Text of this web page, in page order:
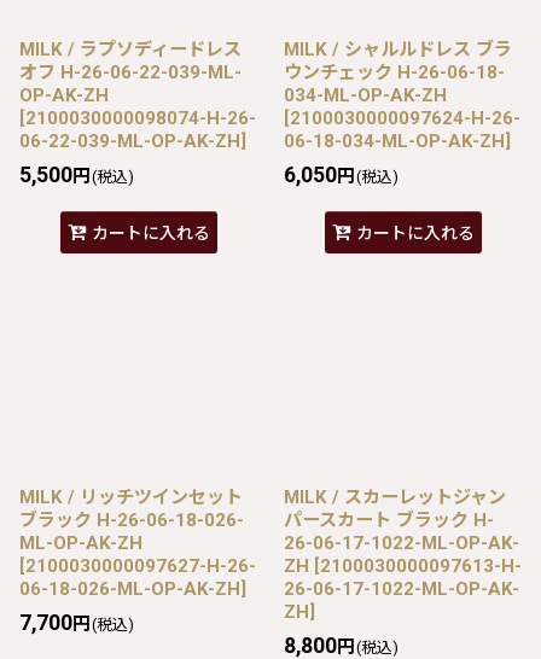
MILK / ラプソディードレス
オフ H-26-06-22-039-ML-
OP-AK-ZH
[2100030000098074-H-26-
06-22-039-ML-OP-AK-ZH]
5,500円 (税込)
カートに入れる
MILK / シャルルドレス ブラ
ウンチェック H-26-06-18-
034-ML-OP-AK-ZH
[2100030000097624-H-26-
06-18-034-ML-OP-AK-ZH]
6,050円 (税込)
カートに入れる
MILK / リッチツインセット
ブラック H-26-06-18-026-
ML-OP-AK-ZH
[2100030000097627-H-26-
06-18-026-ML-OP-AK-ZH]
7,700円 (税込)
MILK / スカーレットジャン
パースカート ブラック H-
26-06-17-1022-ML-OP-AK-
ZH [2100030000097613-H-
26-06-17-1022-ML-OP-AK-
ZH]
8,800円 (税込)